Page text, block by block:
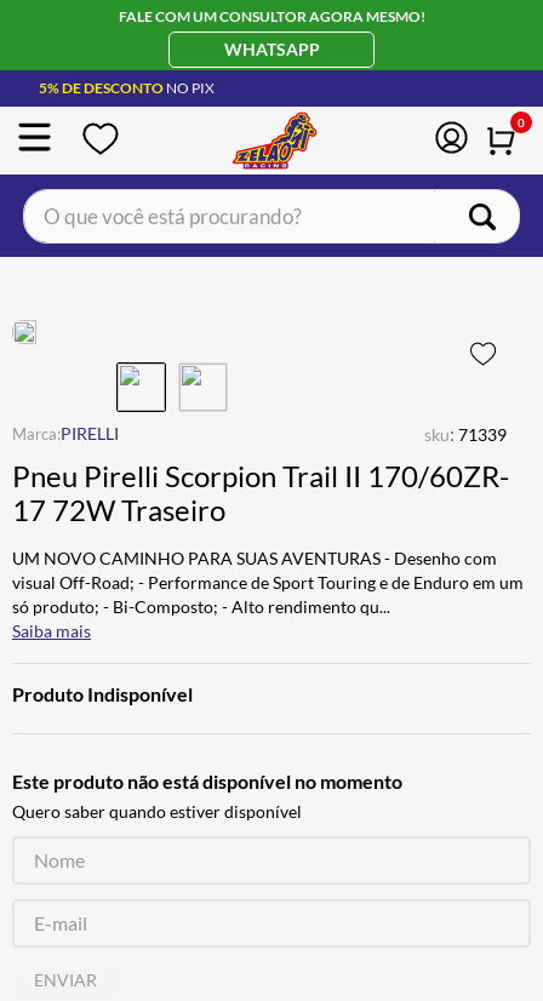
FALE COM UM CONSULTOR AGORA MESMO!
WHATSAPP
5% DE DESCONTO NO PIX
0
O que você está procurando?
PIRELLI sku: 71339
Pneu Pirelli Scorpion Trail II 170/60ZR-
17 72W Traseiro
UM NOVO CAMINHO PARA SUAS AVENTURAS - Desenho com
visual Off-Road; - Performance de Sport Touring e de Enduro em um
só produto; - Bi-Composto; - Alto rendimento qu...
Saiba mais
Produto Indisponível
Este produto não está disponível no momento
Quero saber quando estiver disponível
ENVIAR
JAQUETA
4º ÓCULOS SOLAR
5º LUVA
6º BAU
7º CALÇA
8º ALPINESTAR
9º AIROH
10º BOTAS